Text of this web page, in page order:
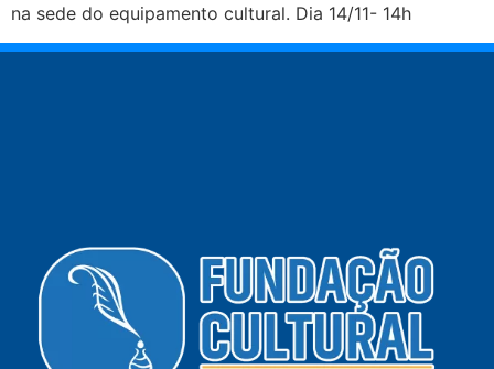
na sede do equipamento cultural. Dia 14/11- 14h